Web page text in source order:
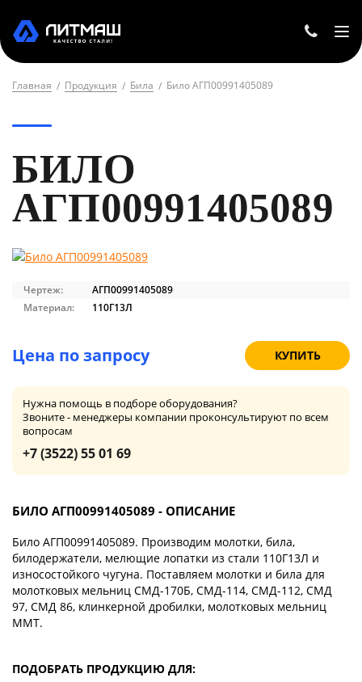
Главная Продукция Била Било АГП00991405089
БИЛО
АГП00991405089
Чертеж:
АГП00991405089
Материал:
110Г13Л
Цена по запросу КУПИТЬ
Нужна помощь в подборе оборудования?
Звоните - менеджеры компании проконсультируют по всем
вопросам
+7 (3522) 55 01 69
БИЛО АГП00991405089 - ОПИСАНИЕ
Било АГП00991405089. Производим молотки, била,
билодержатели, мелющие лопатки из стали 110Г13Л и
износостойкого чугуна. Поставляем молотки и била для
молотковых мельниц СМД-170Б, СМД-114, СМД-112, СМД
97, СМД 86, клинкерной дробилки, молотковых мельниц
ММТ.
ПОДОБРАТЬ ПРОДУКЦИЮ ДЛЯ: